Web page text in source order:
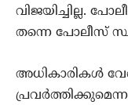
വിജയിച്ചില്ല.
തന്നെ പോലീസ്
അധികാരികള്‍